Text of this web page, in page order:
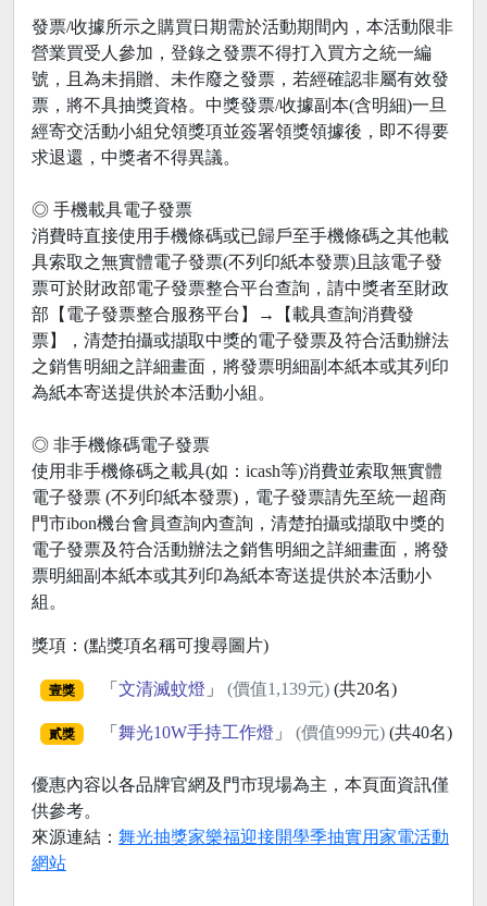
發票/收據所示之購買日期需於活動期間內，本活動限非
營業買受人參加，登錄之發票不得打入買方之統一編
號，且為未捐贈、未作廢之發票，若經確認非屬有效發
票，將不具抽獎資格。中獎發票/收據副本(含明細)一旦
經寄交活動小組兌領獎項並簽署領獎領據後，即不得要
求退還，中獎者不得異議。
◎ 手機載具電子發票
消費時直接使用手機條碼或已歸戶至手機條碼之其他載
具索取之無實體電子發票(不列印紙本發票)且該電子發
票可於財政部電子發票整合平台查詢，請中獎者至財政
部【電子發票整合服務平台】→【載具查詢消費發
票】，清楚拍攝或擷取中獎的電子發票及符合活動辦法
之銷售明細之詳細畫面，將發票明細副本紙本或其列印
為紙本寄送提供於本活動小組。
◎ 非手機條碼電子發票
使用非手機條碼之載具(如：icash等)消費並索取無實體
電子發票 (不列印紙本發票)，電子發票請先至統一超商
門市ibon機台會員查詢內查詢，清楚拍攝或擷取中獎的
電子發票及符合活動辦法之銷售明細之詳細畫面，將發
票明細副本紙本或其列印為紙本寄送提供於本活動小
組。
獎項：(點獎項名稱可搜尋圖片)
壹獎 「 文清滅蚊燈 」 (價值1,139元)(共20名)
貳獎 「 舞光10W手持工作燈 」 (價值999元)(共40名)
優惠內容以各品牌官網及門市現場為主，本頁面資訊僅
供參考。
來源連結： 舞光抽獎家樂福迎接開學季抽實用家電活動
網站